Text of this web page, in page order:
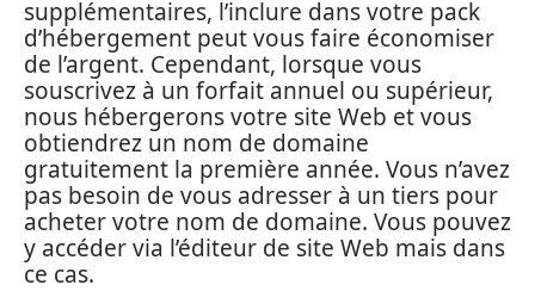
supplémentaires, l’inclure dans votre pack
d’hébergement peut vous faire économiser
de l’argent. Cependant, lorsque vous
souscrivez à un forfait annuel ou supérieur,
nous hébergerons votre site Web et vous
obtiendrez un nom de domaine
gratuitement la première année. Vous n’avez
pas besoin de vous adresser à un tiers pour
acheter votre nom de domaine. Vous pouvez
y accéder via l’éditeur de site Web mais dans
ce cas.